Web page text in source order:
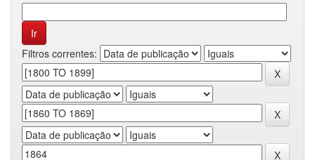
Filtros correntes: